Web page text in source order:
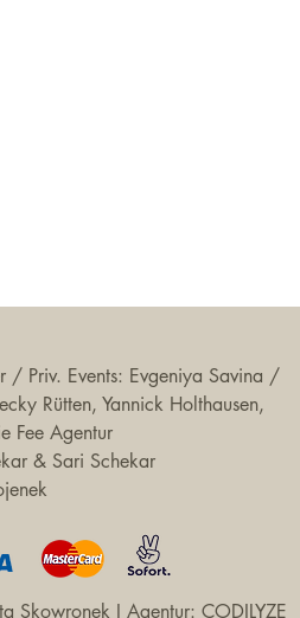
/ Priv. Events: Evgeniya Savina /
Rütten, Yannick Holthausen,
Fee Agentur
& Sari Schekar
Skowronek I Agentur: CODILYZE